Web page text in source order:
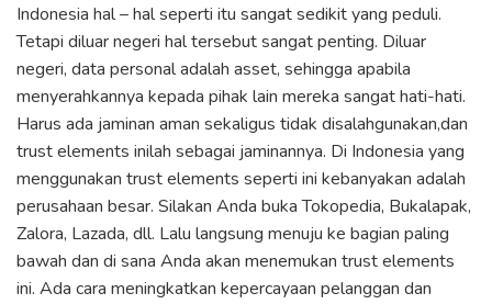
Indonesia hal – hal seperti itu sangat sedikit yang peduli.
Tetapi diluar negeri hal tersebut sangat penting. Diluar
negeri, data personal adalah asset, sehingga apabila
menyerahkannya kepada pihak lain mereka sangat hati-hati.
Harus ada jaminan aman sekaligus tidak disalahgunakan,dan
trust elements inilah sebagai jaminannya. Di Indonesia yang
menggunakan trust elements seperti ini kebanyakan adalah
perusahaan besar. Silakan Anda buka Tokopedia, Bukalapak,
Zalora, Lazada, dll. Lalu langsung menuju ke bagian paling
bawah dan di sana Anda akan menemukan trust elements
ini. Ada cara meningkatkan kepercayaan pelanggan dan